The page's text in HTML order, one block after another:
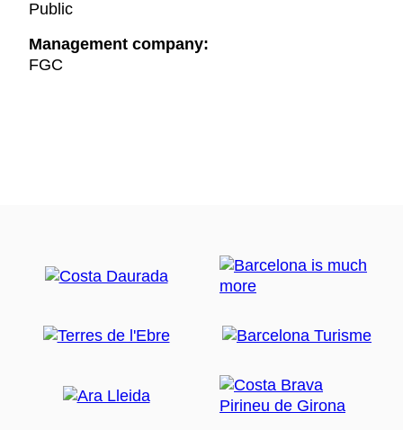
Public
Management company:
FGC